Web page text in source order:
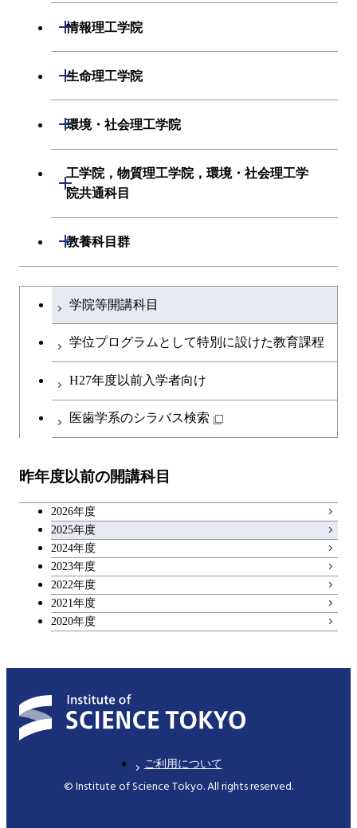
材料系
初年次専門科目
共通専門科目
情報理工学院
開閉
数理・計算科学系
初年次専門科目
創造プロセス科目
共通専門科目
生命理工学院
開閉
生命理工学系
創造プロセス科目
共通専門科目
環境・社会理工学院
開閉
建築学系
融合理工学系
初年次専門科目
工学院，物質理工学院，環境・社会理工学
院共通科目
開閉
工学院，物質理工学院，環境・社会
教養科目群
開閉
文系教養科目
英語科目
第二外国語科目
アントレプレナーシップ科目
学士課程を切り替える
学院等開講科目
学位プログラムとして特別に設けた教育課程
H27年度以前入学者向け
医歯学系のシラバス検索
昨年度以前の開講科目
2026年度
2025年度
2024年度
2023年度
2022年度
2021年度
2020年度
ご利用について
© Institute of Science Tokyo. All rights reserved.